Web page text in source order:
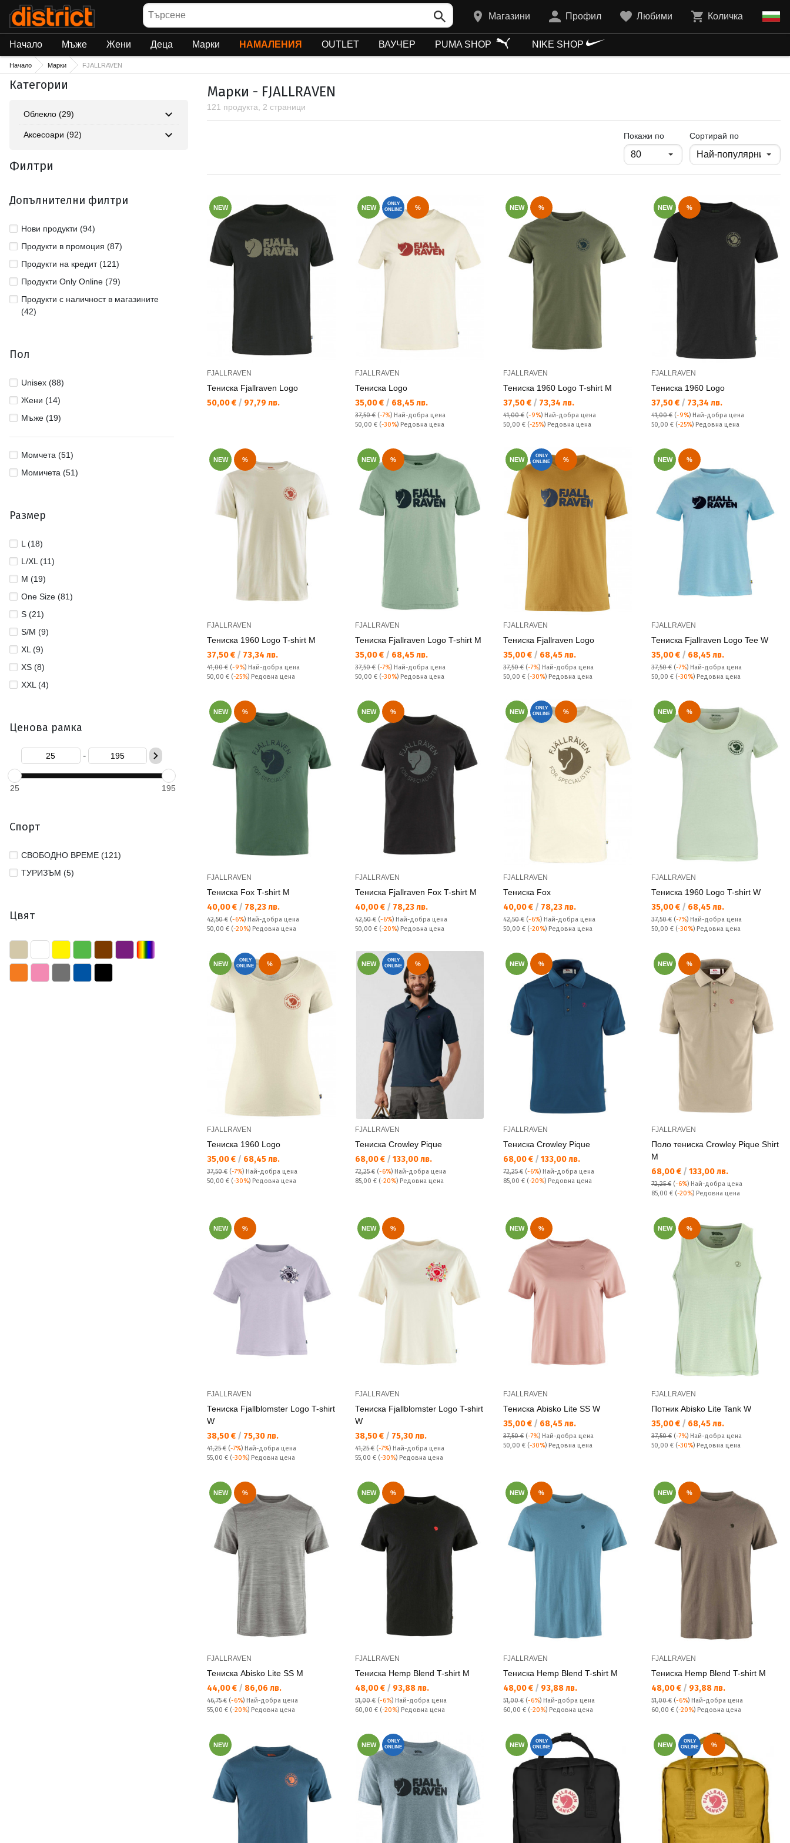
Търсене
Магазини Профил Любими Количка
Начало Мъже Жени Деца Марки НАМАЛЕНИЯ OUTLET ВАУЧЕР PUMA SHOP NIKE SHOP
Начало Марки FJALLRAVEN
Категории
Облекло (29)
Аксесоари (92)
Филтри
Допълнителни филтри
Нови продукти (94)
Продукти в промоция (87)
Продукти на кредит (121)
Продукти Only Online (79)
Продукти с наличност в магазините
(42)
Пол
Unisex (88)
Жени (14)
Мъже (19)
Момчета (51)
Момичета (51)
Размер
L (18)
L/XL (11)
M (19)
One Size (81)
S (21)
S/M (9)
XL (9)
XS (8)
XXL (4)
Ценова рамка
-
25 195
Спорт
СВОБОДНО ВРЕМЕ (121)
ТУРИЗЪМ (5)
Цвят
Марки - FJALLRAVEN
121 продукта, 2 страници
Покажи попродукти на страница
Сортирай по
NEW
FJALLRAVEN
Тениска Fjallraven Logo
Текуща цена:
50,00 € / 97,79 лв.
NEW
ONLY
ONLINE
%
FJALLRAVEN
Тениска Logo
Текуща цена:
35,00 € / 68,45 лв.
37,50 € (-7%) Най-добра цена
Редовна цена:
50,00 € (-30%) Редовна цена
NEW %
FJALLRAVEN
Тениска 1960 Logo T-shirt M
Текуща цена:
37,50 € / 73,34 лв.
41,00 € (-9%) Най-добра цена
Редовна цена:
50,00 € (-25%) Редовна цена
NEW %
FJALLRAVEN
Тениска 1960 Logo
Текуща цена:
37,50 € / 73,34 лв.
41,00 € (-9%) Най-добра цена
Редовна цена:
50,00 € (-25%) Редовна цена
NEW %
FJALLRAVEN
Тениска 1960 Logo T-shirt M
Текуща цена:
37,50 € / 73,34 лв.
41,00 € (-9%) Най-добра цена
Редовна цена:
50,00 € (-25%) Редовна цена
NEW %
FJALLRAVEN
Тениска Fjallraven Logo T-shirt M
Текуща цена:
35,00 € / 68,45 лв.
37,50 € (-7%) Най-добра цена
Редовна цена:
50,00 € (-30%) Редовна цена
NEW
ONLY
ONLINE
%
FJALLRAVEN
Тениска Fjallraven Logo
Текуща цена:
35,00 € / 68,45 лв.
37,50 € (-7%) Най-добра цена
Редовна цена:
50,00 € (-30%) Редовна цена
NEW %
FJALLRAVEN
Тениска Fjallraven Logo Tee W
Текуща цена:
35,00 € / 68,45 лв.
37,50 € (-7%) Най-добра цена
Редовна цена:
50,00 € (-30%) Редовна цена
NEW %
FJALLRAVEN
Тениска Fox T-shirt M
Текуща цена:
40,00 € / 78,23 лв.
42,50 € (-6%) Най-добра цена
Редовна цена:
50,00 € (-20%) Редовна цена
NEW %
FJALLRAVEN
Тениска Fjallraven Fox T-shirt M
Текуща цена:
40,00 € / 78,23 лв.
42,50 € (-6%) Най-добра цена
Редовна цена:
50,00 € (-20%) Редовна цена
NEW
ONLY
ONLINE
%
FJALLRAVEN
Тениска Fox
Текуща цена:
40,00 € / 78,23 лв.
42,50 € (-6%) Най-добра цена
Редовна цена:
50,00 € (-20%) Редовна цена
NEW %
FJALLRAVEN
Тениска 1960 Logo T-shirt W
Текуща цена:
35,00 € / 68,45 лв.
37,50 € (-7%) Най-добра цена
Редовна цена:
50,00 € (-30%) Редовна цена
NEW
ONLY
ONLINE
%
FJALLRAVEN
Тениска 1960 Logo
Текуща цена:
35,00 € / 68,45 лв.
37,50 € (-7%) Най-добра цена
Редовна цена:
50,00 € (-30%) Редовна цена
NEW
ONLY
ONLINE
%
FJALLRAVEN
Тениска Crowley Pique
Текуща цена:
68,00 € / 133,00 лв.
72,25 € (-6%) Най-добра цена
Редовна цена:
85,00 € (-20%) Редовна цена
NEW %
FJALLRAVEN
Тениска Crowley Pique
Текуща цена:
68,00 € / 133,00 лв.
72,25 € (-6%) Най-добра цена
Редовна цена:
85,00 € (-20%) Редовна цена
NEW %
FJALLRAVEN
Поло тениска Crowley Pique Shirt
M
Текуща цена:
68,00 € / 133,00 лв.
72,25 € (-6%) Най-добра цена
Редовна цена:
85,00 € (-20%) Редовна цена
NEW %
FJALLRAVEN
Тениска Fjallblomster Logo T-shirt
W
Текуща цена:
38,50 € / 75,30 лв.
41,25 € (-7%) Най-добра цена
Редовна цена:
55,00 € (-30%) Редовна цена
NEW %
FJALLRAVEN
Тениска Fjallblomster Logo T-shirt
W
Текуща цена:
38,50 € / 75,30 лв.
41,25 € (-7%) Най-добра цена
Редовна цена:
55,00 € (-30%) Редовна цена
NEW %
FJALLRAVEN
Тениска Abisko Lite SS W
Текуща цена:
35,00 € / 68,45 лв.
37,50 € (-7%) Най-добра цена
Редовна цена:
50,00 € (-30%) Редовна цена
NEW %
FJALLRAVEN
Потник Abisko Lite Tank W
Текуща цена:
35,00 € / 68,45 лв.
37,50 € (-7%) Най-добра цена
Редовна цена:
50,00 € (-30%) Редовна цена
NEW %
FJALLRAVEN
Тениска Abisko Lite SS M
Текуща цена:
44,00 € / 86,06 лв.
46,75 € (-6%) Най-добра цена
Редовна цена:
55,00 € (-20%) Редовна цена
NEW %
FJALLRAVEN
Тениска Hemp Blend T-shirt M
Текуща цена:
48,00 € / 93,88 лв.
51,00 € (-6%) Най-добра цена
Редовна цена:
60,00 € (-20%) Редовна цена
NEW %
FJALLRAVEN
Тениска Hemp Blend T-shirt M
Текуща цена:
48,00 € / 93,88 лв.
51,00 € (-6%) Най-добра цена
Редовна цена:
60,00 € (-20%) Редовна цена
NEW %
FJALLRAVEN
Тениска Hemp Blend T-shirt M
Текуща цена:
48,00 € / 93,88 лв.
51,00 € (-6%) Най-добра цена
Редовна цена:
60,00 € (-20%) Редовна цена
NEW NEW
ONLY
ONLINE
NEW
ONLY
ONLINE
NEW
ONLY
ONLINE
%